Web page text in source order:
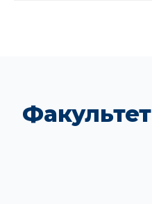
Факультет